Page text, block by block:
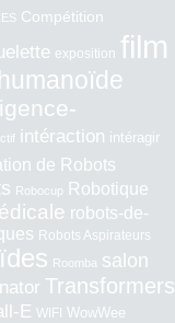
Compétition
exposition film
humanoïde
intéraction intéragir
de Robots
Robocup
Robotique
robots-de-
Robots Aspirateurs
Roomba salon
Transformers
E WIFI WowWee